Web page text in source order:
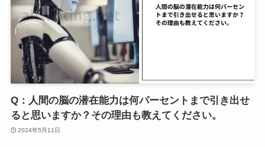
Q：人間の脳の潜在能力は何パーセントまで引き出せ
ると思いますか？その理由も教えてください。
2024年5月11日